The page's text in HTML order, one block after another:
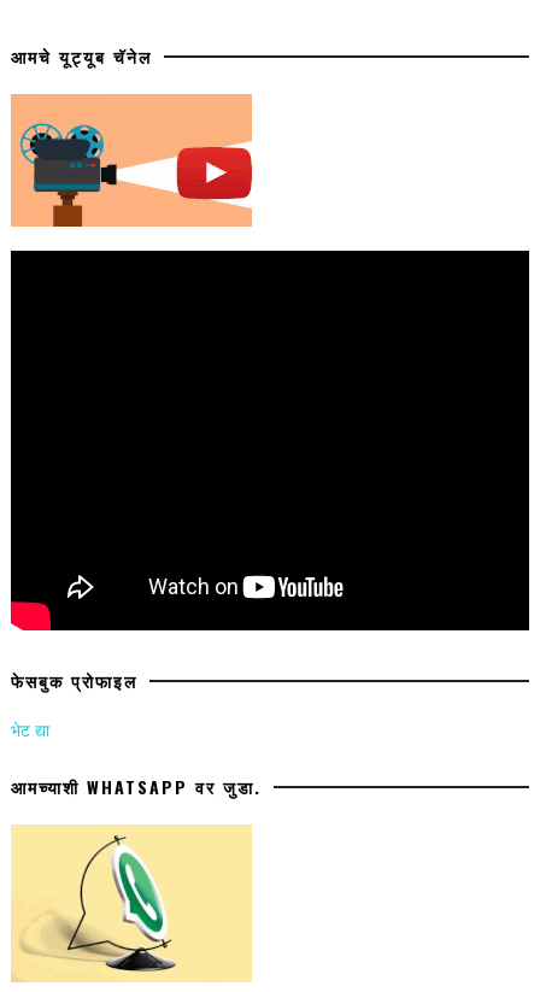
आमचे यूट्यूब चॅनेल
फेसबुक प्रोफाइल
भेट द्या
आमच्याशी WHATSAPP वर जुडा.